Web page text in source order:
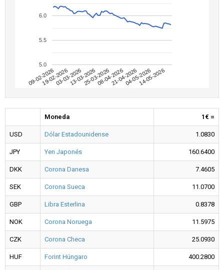
09-02-202619-02-202603-03-202613-03-202625-03-202608-04-202621-04-202604-05-202614-05-2026
5.0
5.5
6.0
Moneda 1€ =
USD Dólar Estadounidense 1.0830
JPY Yen Japonés 160.6400
DKK Corona Danesa 7.4605
SEK Corona Sueca 11.0700
GBP Libra Esterlina 0.8378
NOK Corona Noruega 11.5975
CZK Corona Checa 25.0930
HUF Forint Húngaro 400.2800